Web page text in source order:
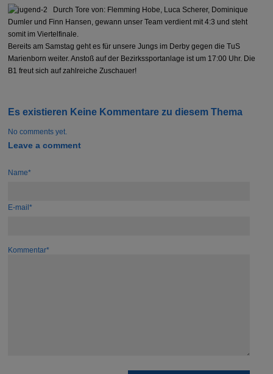
Durch Tore von: Flemming Hobe, Luca Scherer, Dominique
Dumler und Finn Hansen, gewann unser Team verdient mit 4:3 und steht
somit im Viertelfinale.
Bereits am Samstag geht es für unsere Jungs im Derby gegen die TuS
Marienborn weiter. Anstoß auf der Bezirkssportanlage ist um 17:00 Uhr. Die
B1 freut sich auf zahlreiche Zuschauer!
Es existieren Keine Kommentare zu diesem Thema
No comments yet.
Leave a comment
Name*
E-mail*
Kommentar*